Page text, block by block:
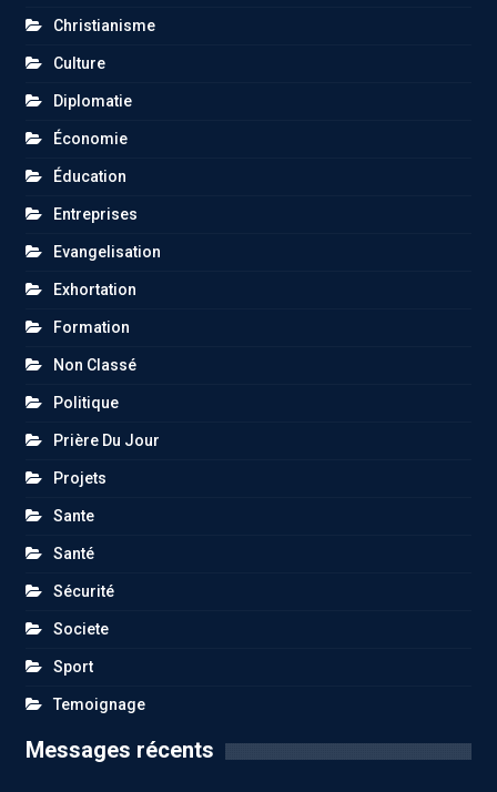
Christianisme
Culture
Diplomatie
Économie
Éducation
Entreprises
Evangelisation
Exhortation
Formation
Non Classé
Politique
Prière Du Jour
Projets
Sante
Santé
Sécurité
Societe
Sport
Temoignage
Messages récents